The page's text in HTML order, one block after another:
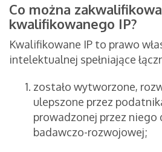
Co można
kwalifikowanego IP?
Kwalifikowane IP to prawo
intelektualnej spełniające
zostało wytworzone,
ulepszone przez
prowadzonej przez niego
badawczo-rozwojowej;